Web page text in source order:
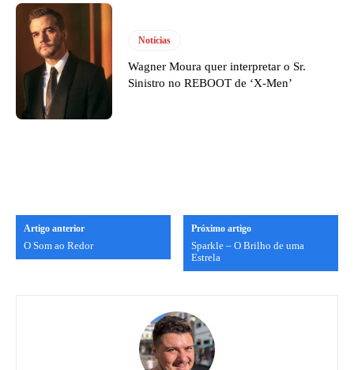
Notícias
Wagner Moura quer interpretar o Sr.
Sinistro no REBOOT de ‘X-Men’
Artigo anterior
O Som ao Redor
Próximo artigo
Sparkle – O Brilho de uma
Estrela